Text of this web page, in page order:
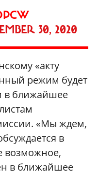
30, 2020
«акту
режим будет
в ближайшее
«Мы ждем,
в
возможное,
в ближайшее